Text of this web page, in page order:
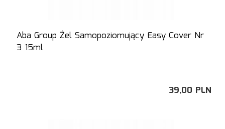
Aba Group Żel Samopoziomujący Easy Cover Nr
3 15ml
39,00 PLN